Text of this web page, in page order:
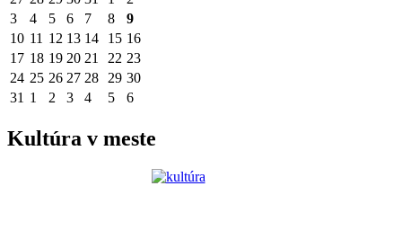
3
4 5 6 7 8
9
10 11 12 13 14 15 16
17 18 19 20 21 22 23
24 25 26 27 28 29 30
31 1 2 3 4 5 6
Kultúra v meste